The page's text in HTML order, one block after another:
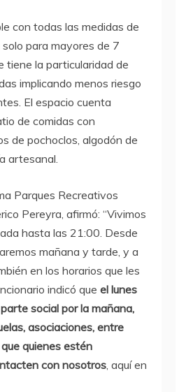
con todas las medidas de
para mayores de 7
tiene la particularidad de
implicando menos riesgo
El espacio cuenta
de comidas con
de pochoclos, algodón de
artesanal.
Parques Recreativos
Pereyra, afirmó: “Vivimos
hasta las 21:00. Desde
mañana y tarde, y a
en los horarios que les
indicó que el lunes
social por la mañana,
asociaciones, entre
quienes estén
con nosotros, aquí en